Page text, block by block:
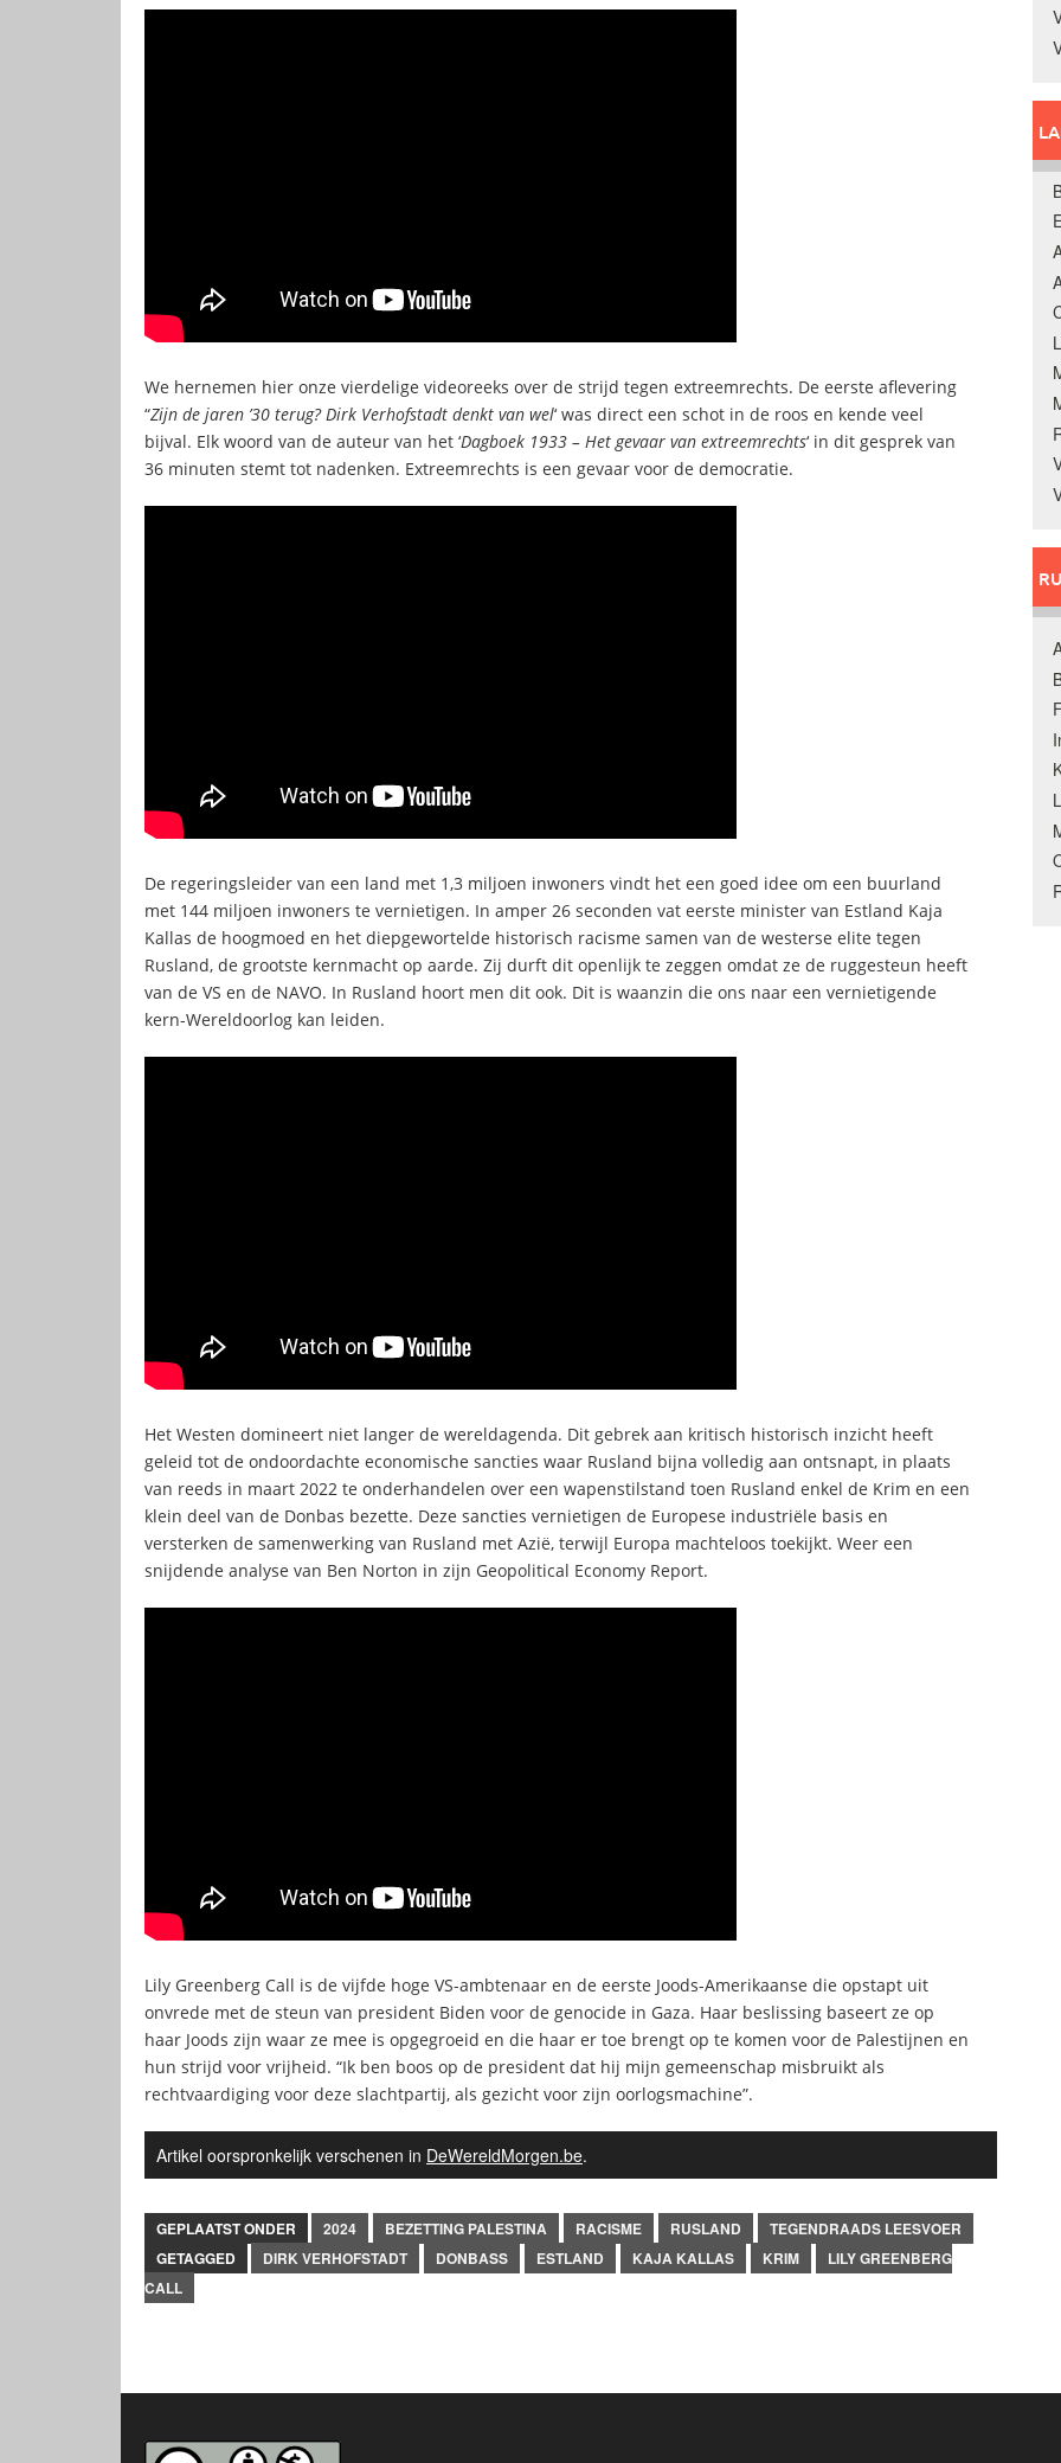
We hernemen hier onze vierdelige videoreeks over de strijd tegen extreemrechts. De eerste aflevering
“Zijn de jaren ’30 terug? Dirk Verhofstadt denkt van wel‘ was direct een schot in de roos en kende veel
bijval. Elk woord van de auteur van het ‘Dagboek 1933 – Het gevaar van extreemrechts‘ in dit gesprek van
36 minuten stemt tot nadenken. Extreemrechts is een gevaar voor de democratie.
De regeringsleider van een land met 1,3 miljoen inwoners vindt het een goed idee om een buurland
met 144 miljoen inwoners te vernietigen. In amper 26 seconden vat eerste minister van Estland Kaja
Kallas de hoogmoed en het diepgewortelde historisch racisme samen van de westerse elite tegen
Rusland, de grootste kernmacht op aarde. Zij durft dit openlijk te zeggen omdat ze de ruggesteun heeft
van de VS en de NAVO. In Rusland hoort men dit ook. Dit is waanzin die ons naar een vernietigende
kern-Wereldoorlog kan leiden.
Het Westen domineert niet langer de wereldagenda. Dit gebrek aan kritisch historisch inzicht heeft
geleid tot de ondoordachte economische sancties waar Rusland bijna volledig aan ontsnapt, in plaats
van reeds in maart 2022 te onderhandelen over een wapenstilstand toen Rusland enkel de Krim en een
klein deel van de Donbas bezette. Deze sancties vernietigen de Europese industriële basis en
versterken de samenwerking van Rusland met Azië, terwijl Europa machteloos toekijkt. Weer een
snijdende analyse van Ben Norton in zijn Geopolitical Economy Report.
Lily Greenberg Call is de vijfde hoge VS-ambtenaar en de eerste Joods-Amerikaanse die opstapt uit
onvrede met de steun van president Biden voor de genocide in Gaza. Haar beslissing baseert ze op
haar Joods zijn waar ze mee is opgegroeid en die haar er toe brengt op te komen voor de Palestijnen en
hun strijd voor vrijheid. “Ik ben boos op de president dat hij mijn gemeenschap misbruikt als
rechtvaardiging voor deze slachtpartij, als gezicht voor zijn oorlogsmachine”.
Artikel oorspronkelijk verschenen in DeWereldMorgen.be.
GEPLAATST ONDER 2024 BEZETTING PALESTINA RACISME RUSLAND
TEGENDRAADS LEESVOER
GETAGGED
DIRK VERHOFSTADT DONBASS ESTLAND KAJA KALLAS KRIM
LILY GREENBERG
CALL